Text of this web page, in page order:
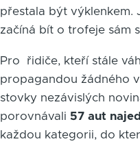
přestala být výklenkem.
začíná bít o trofeje sám
Pro řidiče, kteří stále
propagandou žádného
stovky nezávislých
porovnávali 57 aut
každou kategorii, do